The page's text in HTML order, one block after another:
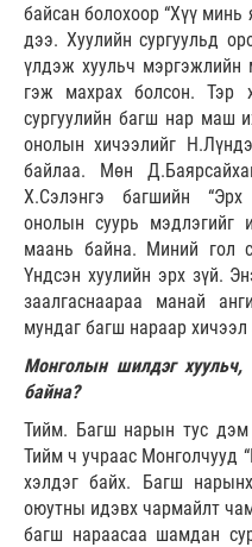
байсан болохоор “Хүү минь
дээ. Хуулийн сургуульд
үлдэж хуульч
гэж махрах болсон. Тэр
сургуулийн багш нар маш
онолын хичээлийг
байлаа. Мөн
Х.Сэлэнгэ багшийн
онолын суурь мэдлэгийг
маань байна. Миний гол
Үндсэн хуулийн эрх зүй.
заалгаснаараа манай
мундаг багш нараар хичээл
Монголын шилдэг хуульч,
байна?
Тийм. Багш нарын тус дэм
Тийм ч учраас Монголчууд
хэлдэг байх. Багш
оюутны идэвх чармайлт
багш нараасаа шамдан